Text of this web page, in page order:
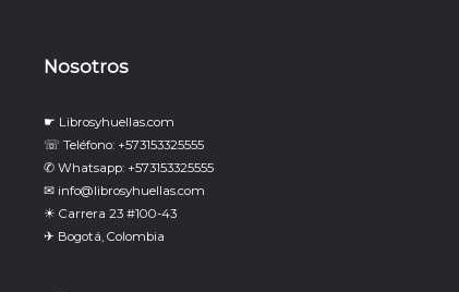
Nosotros
☛ Librosyhuellas.com
☏ Teléfono: +573153325555
✆ Whatsapp: +573153325555
✉ info@librosyhuellas.com
☀ Carrera 23 #100-43
✈ Bogotá, Colombia